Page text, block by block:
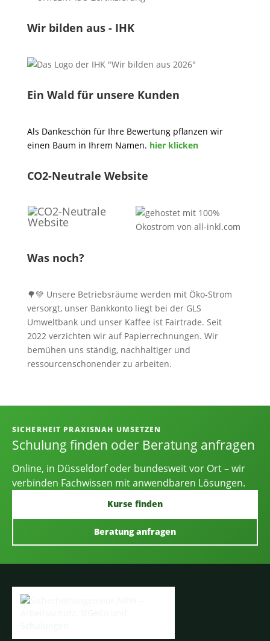
Wir bilden aus - IHK
Ein Wald für unsere Kunden
Als Dankeschön für Ihre Bewertung pflanzen wir
einen Baum in Ihrem Namen. hier klicken
CO2-Neutrale Website
Was noch?
🌳💚 Unsere Betriebsräume werden mit Öko-Strom
versorgt, unser Bankkonto liegt bei der GLS
Umweltbank und unser Kaffee ist Fairtrade. Seit
2022 verzichten wir auf Papierrechnungen. Wir
bemühen uns ständig, nachhaltiger und
ressourcenschonender zu arbeiten.
Informationen, Kontakt und
SICHERHEIT PRAXISNAH UMSETZEN
Schulung finden oder Beratung anfragen
Online, in Düsseldorf oder bundesweit vor Ort – wir
verbinden Fachwissen mit anwendbaren Lösungen.
Kurse finden
Beratung anfragen